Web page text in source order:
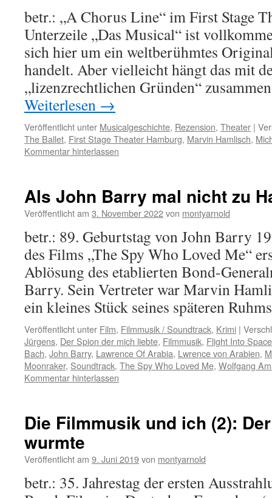
betr.: „A Chorus Line“ im First Stage
Unterzeile „Das Musical“ ist
sich hier um ein weltberühmtes
handelt. Aber vielleicht hängt das mit
„lizenzrechtlichen Gründen“
Weiterlesen →
Veröffentlicht unter Musicalgeschichte, Rezension, Theater |
The Ballet, First Stage Theater Hamburg, Marvin Hamlisch,
Kommentar hinterlassen
Als John Barry mal nicht zu
Veröffentlicht am 3. November 2022von montyarnold
betr.: 89. Geburtstag von John Barry
des Films „The Spy Who Loved Me“
Ablösung des etablierten Bond-
Barry. Sein Vertreter war Marvin
ein kleines Stück seines späteren
Veröffentlicht unter Film, Filmmusik / Soundtrack, Krimi |
Jürgens, Der Spion der mich liebte, Filmmusik, Flight Into Space
Bach, John Barry, Lawrence Of Arabia, Lwrence von Arabien,
Moonraker, Soundtrack, The Spy Who Loved Me, Wolfgang
Kommentar hinterlassen
Die Filmmusik und ich (2):
wurmte
Veröffentlicht am 9. Juni 2019von montyarnold
betr.: 35. Jahrestag der ersten